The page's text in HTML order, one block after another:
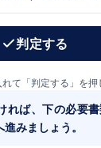
判定する
て「判定する」を押
れば、下の必要
みましょう。